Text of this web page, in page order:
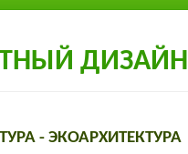
ДИЗАЙН
- ЭКОАРХИТЕКТУРА